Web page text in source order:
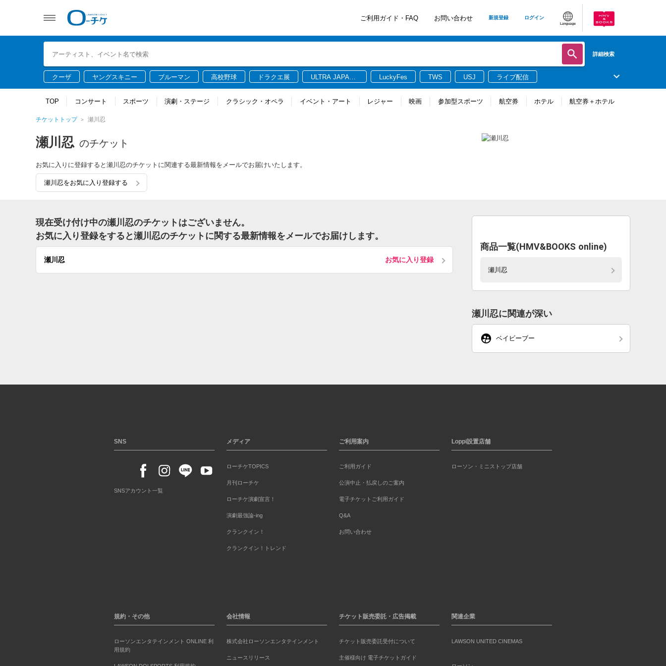
ご利用ガイド・FAQ お問い合わせ 新規登録 ログイン
Language
詳細検索
クーザ ヤングスキニー ブルーマン 高校野球 ドラクエ展
ULTRA JAPAN
LuckyFes TWS USJ ライブ配信
TOP コンサート スポーツ 演劇・ステージ クラシック・オペラ イベント・アート レジャー 映画 参加型スポーツ 航空券 ホテル 航空券＋ホテル
チケットトップ 瀬川忍
瀬川忍 のチケット
お気に入りに登録すると瀬川忍のチケットに関連する最新情報をメールでお届けいたします。
瀬川忍をお気に入り登録する
現在受け付け中の瀬川忍のチケットはございません。
お気に入り登録をすると瀬川忍のチケットに関する最新情報をメールでお届けします。
瀬川忍 お気に入り登録
商品一覧(HMV&BOOKS online)
瀬川忍
瀬川忍に関連が深い
supervised_user_circle ベイビーブー
SNS
SNSアカウント一覧
メディア
ローチケTOPICS
月刊ローチケ
ローチケ演劇宣言！
演劇最強論-ing
クランクイン！
クランクイン！トレンド
ご利用案内
ご利用ガイド
公演中止・払戻しのご案内
電子チケットご利用ガイド
Q&A
お問い合わせ
Loppi設置店舗
ローソン・ミニストップ店舗
規約・その他
ローソンエンタテインメント ONLINE 利
用規約
会社情報
株式会社ローソンエンタテインメント
ニュースリリース
チケット販売委託・広告掲載
チケット販売委託受付について
主催様向け 電子チケットガイド
関連企業
LAWSON UNITED CINEMAS